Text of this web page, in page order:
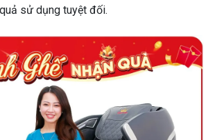
sử dụng tuyệt đối.